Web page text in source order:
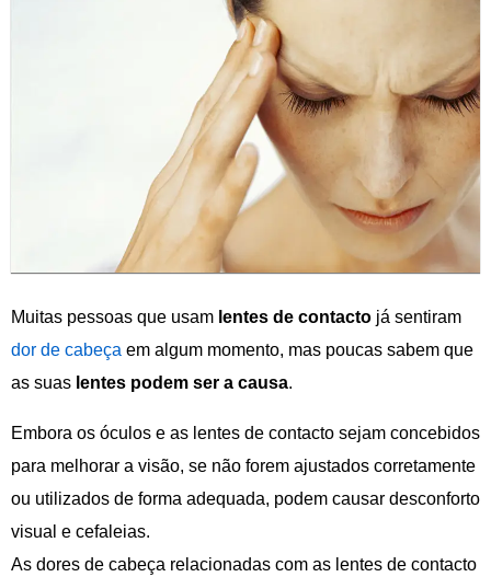
Muitas pessoas que usam lentes de contacto já sentiram
dor de cabeça em algum momento, mas poucas sabem que
as suas lentes podem ser a causa.
Embora os óculos e as lentes de contacto sejam concebidos
para melhorar a visão, se não forem ajustados corretamente
ou utilizados de forma adequada, podem causar desconforto
visual e cefaleias.
As dores de cabeça relacionadas com as lentes de contacto